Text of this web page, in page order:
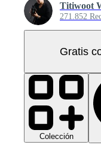
Titiwoot
271.852
Gratis
Colección